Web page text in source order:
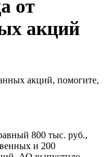
от
акций
акций, помогите,
800 тыс. руб.,
и 200